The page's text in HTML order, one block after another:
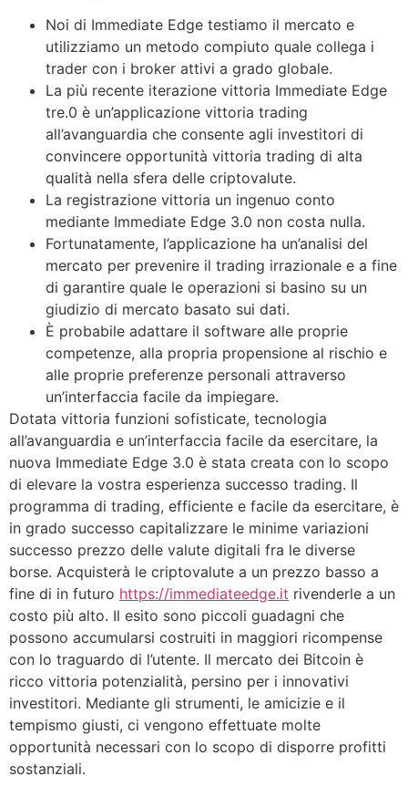
Noi di Immediate Edge testiamo il mercato e
utilizziamo un metodo compiuto quale collega i
trader con i broker attivi a grado globale.
La più recente iterazione vittoria Immediate Edge
tre.0 è un’applicazione vittoria trading
all’avanguardia che consente agli investitori di
convincere opportunità vittoria trading di alta
qualità nella sfera delle criptovalute.
La registrazione vittoria un ingenuo conto
mediante Immediate Edge 3.0 non costa nulla.
Fortunatamente, l’applicazione ha un’analisi del
mercato per prevenire il trading irrazionale e a fine
di garantire quale le operazioni si basino su un
giudizio di mercato basato sui dati.
È probabile adattare il software alle proprie
competenze, alla propria propensione al rischio e
alle proprie preferenze personali attraverso
un’interfaccia facile da impiegare.
Dotata vittoria funzioni sofisticate, tecnologia
all’avanguardia e un’interfaccia facile da esercitare, la
nuova Immediate Edge 3.0 è stata creata con lo scopo
di elevare la vostra esperienza successo trading. Il
programma di trading, efficiente e facile da esercitare, è
in grado successo capitalizzare le minime variazioni
successo prezzo delle valute digitali fra le diverse
borse. Acquisterà le criptovalute a un prezzo basso a
fine di in futuro https://immediateedge.it rivenderle a un
costo più alto. Il esito sono piccoli guadagni che
possono accumularsi costruiti in maggiori ricompense
con lo traguardo di l’utente. Il mercato dei Bitcoin è
ricco vittoria potenzialità, persino per i innovativi
investitori. Mediante gli strumenti, le amicizie e il
tempismo giusti, ci vengono effettuate molte
opportunità necessari con lo scopo di disporre profitti
sostanziali.